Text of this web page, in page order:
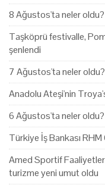
8 Ağustos'ta neler oldu?
Taşköprü festivalle,
şenlendi
7 Ağustos'ta neler oldu?
Anadolu Ateşi'nin
6 Ağustos'ta neler oldu?
Türkiye İş Bankası RHM
Amed Sportif
turizme yeni umut oldu